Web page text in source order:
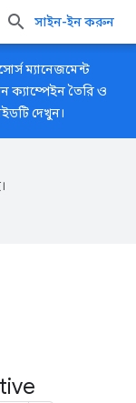
সাইন-ইন করুন
ম্যানেজমেন্ট
ক্যাম্পেইন তৈরি ও
দেখুন।